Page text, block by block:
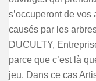
s’occuperont de vos
causés par les
DUCULTY,
parce que c’est là
jeu. Dans ce cas